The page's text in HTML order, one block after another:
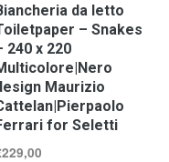
da letto
– Snakes
240 x 220
Maurizio
for Seletti
229,00